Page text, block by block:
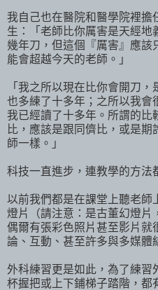
我自己也在醫院和醫學院裡擔
生：「老師比你厲害是天經地
幾年刀，但這個『厲害』應該
能會超越今天的老師。」
「我之所以現在比你會開刀
也多練了十多年；之所以我會
我已經讀了十多年。所謂的比
比，應該是跟同儕比，或是
師一樣。」
科技一直進步，連教學的方法
以前我們都是在課堂上聽老師
燈片（請注意：是古董幻燈片
偶爾有張彩色照片甚至影片就
論、互動、甚至許多與多媒體
外科練習更是如此，為了練習
杯握把或上下鋪梯子踏階，都